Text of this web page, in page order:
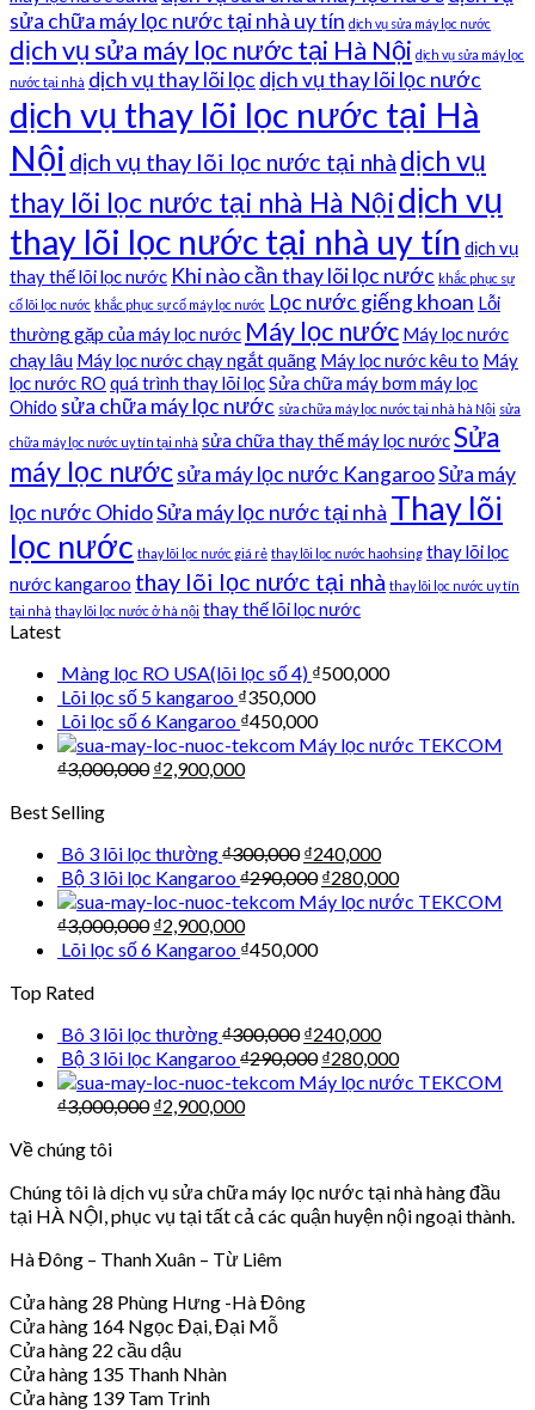
sửa chữa máy lọc nước tại nhà uy tín dịch vụ sửa máy lọc nước
dịch vụ sửa máy lọc nước tại Hà Nội dịch vụ sửa máy lọc
nước tại nhà dịch vụ thay lõi lọc dịch vụ thay lõi lọc nước
dịch vụ thay lõi lọc nước tại Hà
Nội dịch vụ thay lõi lọc nước tại nhà dịch vụ
thay lõi lọc nước tại nhà Hà Nộidịch vụ
thay lõi lọc nước tại nhà uy tín dịch vụ
thay thế lõi lọc nước Khi nào cần thay lõi lọc nước khắc phục sự
cố lõi lọc nước khắc phục sự cố máy lọc nước Lọc nước giếng khoan Lỗi
thường gặp của máy lọc nước Máy lọc nước Máy lọc nước
chạy lâu Máy lọc nước chạy ngắt quãng Máy lọc nước kêu to Máy
lọc nước RO quá trình thay lõi lọcSửa chữa máy bơm máy lọc
Ohido sửa chữa máy lọc nước sửa chữa máy lọc nước tại nhà hà Nội sửa
chữa máy lọc nước uy tín tại nhà sửa chữa thay thế máy lọc nướcSửa
máy lọc nướcsửa máy lọc nước KangarooSửa máy
lọc nước OhidoSửa máy lọc nước tại nhà Thay lõi
lọc nước thay lõi lọc nước giá rẻ thay lõi lọc nước haohsing thay lõi lọc
nước kangaroo thay lõi lọc nước tại nhà thay lõi lọc nước uy tín
tại nhà thay lõi lọc nước ở hà nội thay thế lõi lọc nước
Latest
Màng lọc RO USA(lõi lọc số 4) ₫500,000
Lõi lọc số 5 kangaroo ₫350,000
Lõi lọc số 6 Kangaroo ₫450,000
Máy lọc nước TEKCOM
₫3,000,000 ₫2,900,000
Best Selling
Bô 3 lõi lọc thường₫300,000 ₫240,000
Bộ 3 lõi lọc Kangaroo₫290,000 ₫280,000
Máy lọc nước TEKCOM
₫3,000,000 ₫2,900,000
Lõi lọc số 6 Kangaroo ₫450,000
Top Rated
Bô 3 lõi lọc thường₫300,000 ₫240,000
Bộ 3 lõi lọc Kangaroo₫290,000 ₫280,000
Máy lọc nước TEKCOM
₫3,000,000 ₫2,900,000
Về chúng tôi
Chúng tôi là dịch vụ sửa chữa máy lọc nước tại nhà hàng đầu
tại HÀ NỘI, phục vụ tại tất cả các quận huyện nội ngoại thành.
Hà Đông – Thanh Xuân – Từ Liêm
Cửa hàng 28 Phùng Hưng -Hà Đông
Cửa hàng 164 Ngọc Đại, Đại Mỗ
Cửa hàng 22 cầu dậu
Cửa hàng 135 Thanh Nhàn
Cửa hàng 139 Tam Trinh